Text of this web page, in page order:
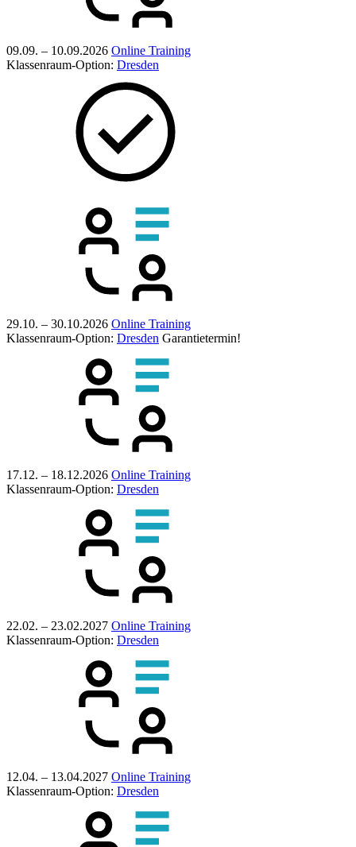
09.09. – 10.09.2026 Online Training
Klassenraum-Option: Dresden
29.10. – 30.10.2026 Online Training
Klassenraum-Option: Dresden Garantietermin!
17.12. – 18.12.2026 Online Training
Klassenraum-Option: Dresden
22.02. – 23.02.2027 Online Training
Klassenraum-Option: Dresden
12.04. – 13.04.2027 Online Training
Klassenraum-Option: Dresden